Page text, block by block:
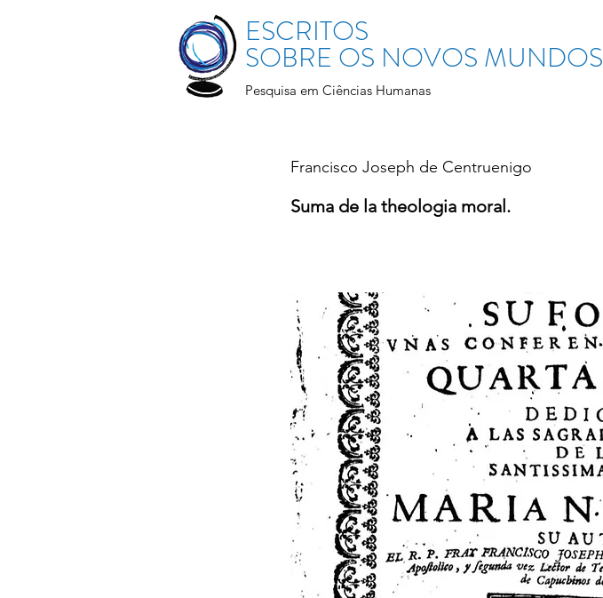
ESCRITOS
SOBRE OS NOVOS MUNDOS
Pesquisa em Ciências Humanas
Francisco Joseph de Centruenigo
Suma de la theologia moral.